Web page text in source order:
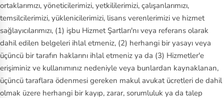
ortaklarımızı, yöneticilerimizi, yetkililerimizi, çalışanlarımızı,
temsilcilerimizi, yüklenicilerimizi, lisans verenlerimizi ve hizmet
sağlayıcılarımızı, (1) işbu Hizmet Şartları'nı veya referans olarak
dahil edilen belgeleri ihlal etmeniz, (2) herhangi bir yasayı veya
üçüncü bir tarafın haklarını ihlal etmeniz ya da (3) Hizmetler'e
erişiminiz ve kullanımınız nedeniyle veya bunlardan kaynaklanan,
üçüncü taraflara ödenmesi gereken makul avukat ücretleri de dahil
olmak üzere herhangi bir kayıp, zarar, sorumluluk ya da talep